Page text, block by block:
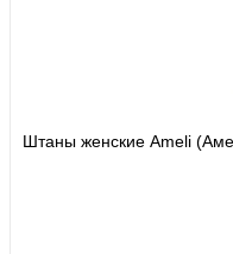
Штаны женские Ameli